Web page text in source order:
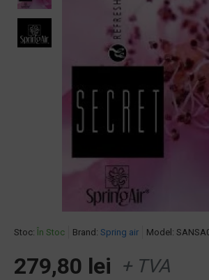
Stoc: În Stoc Brand: Spring air Model:
279,80 lei + TVA